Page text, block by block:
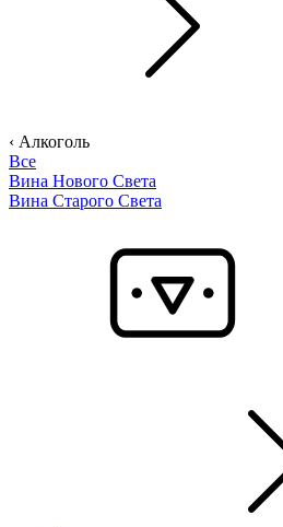
‹ Алкоголь
Все
Вина Нового Света
Вина Старого Света